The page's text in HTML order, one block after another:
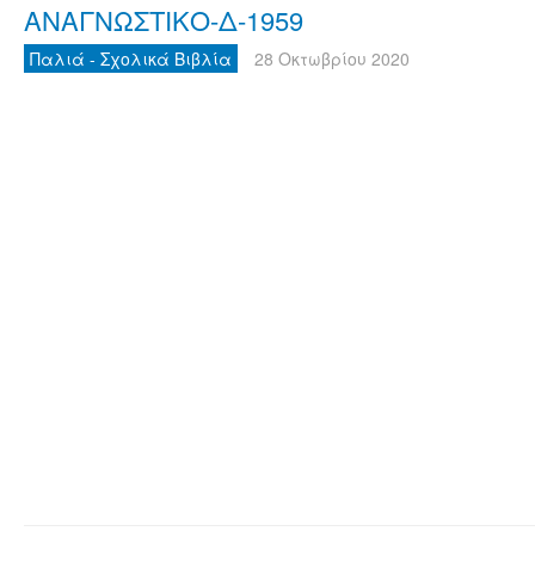
ΑΝΑΓΝΩΣΤΙΚΟ-Δ-1959
Παλιά - Σχολικά Βιβλία 28 Οκτωβρίου 2020